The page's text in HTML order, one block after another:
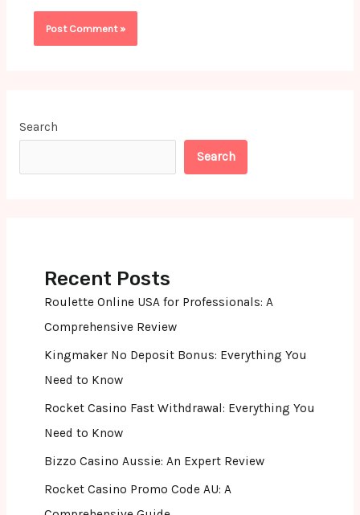
Search
Search
Recent Posts
Roulette Online USA for Professionals: A
Comprehensive Review
Kingmaker No Deposit Bonus: Everything You
Need to Know
Rocket Casino Fast Withdrawal: Everything You
Need to Know
Bizzo Casino Aussie: An Expert Review
Rocket Casino Promo Code AU: A